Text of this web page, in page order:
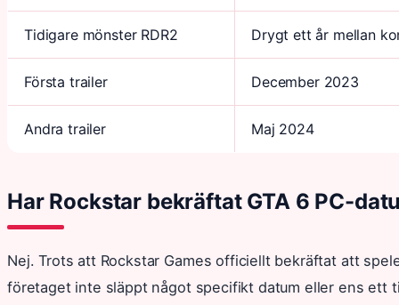
Tidigare mönster RDR2 Drygt ett år mellan
Första trailer December 2023
Andra trailer Maj 2024
Har Rockstar bekräftat GTA 6 PC-
Nej. Trots att Rockstar Games officiellt bekräftat att
företaget inte släppt något specifikt datum eller ens ett